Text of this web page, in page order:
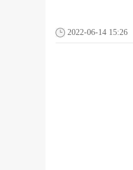
2022-06-14 15:26